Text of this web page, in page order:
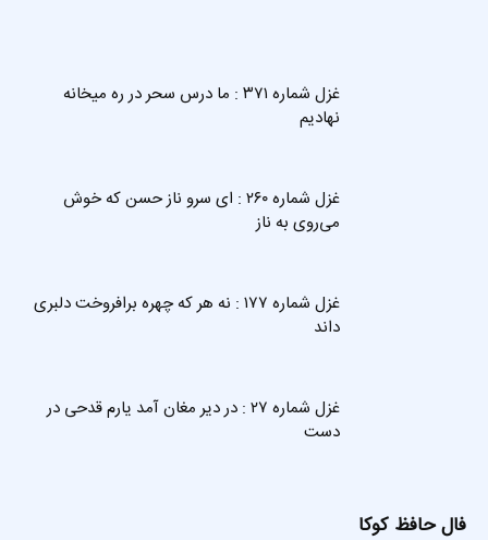
غزل شماره ۳۷۱ : ما درس سحر در ره میخانه
نهادیم
غزل شماره ۲۶۰ : ای سرو ناز حسن که خوش
می‌روی به ناز
غزل شماره ۱۷۷ : نه هر که چهره برافروخت دلبری
داند
غزل شماره ۲۷ : در دیر مغان آمد یارم قدحی در
دست
فال حافظ کوکا